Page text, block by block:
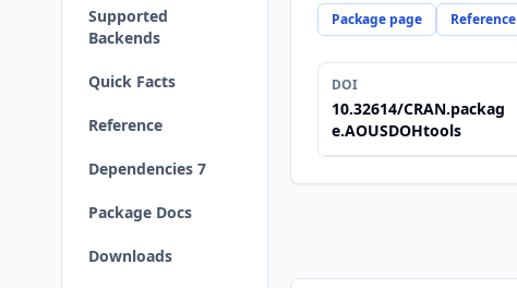
Supported
Backends
Quick Facts
Reference
Dependencies 7
Package Docs
Downloads
Package page Reference
DOI
10.32614/CRAN.packag
e.AOUSDOHtools